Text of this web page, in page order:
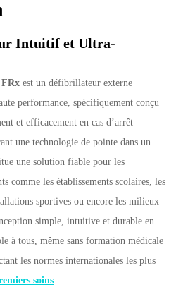
Intuitif et Ultra-
est un défibrillateur externe
performance, spécifiquement conçu
et efficacement en cas d’arrêt
une technologie de pointe dans un
une solution fiable pour les
comme les établissements scolaires, les
sportives ou encore les milieux
simple, intuitive et durable en
à tous, même sans formation médicale
les normes internationales les plus
soins.